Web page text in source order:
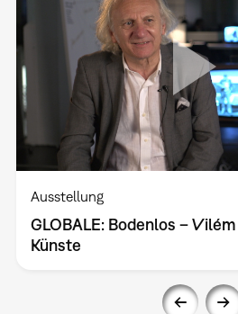
Ausstellung
GLOBALE: Bodenlos –
Künste